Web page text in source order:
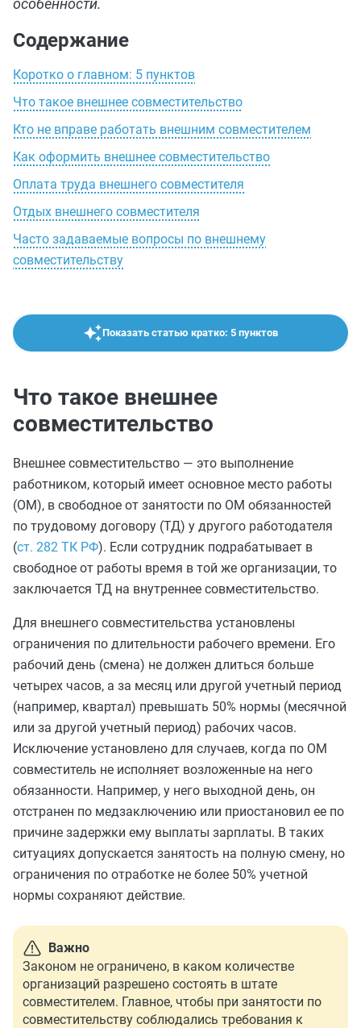
особенности.
Содержание
Коротко о главном: 5 пунктов
Что такое внешнее совместительство
Кто не вправе работать внешним совместителем
Как оформить внешнее совместительство
Оплата труда внешнего совместителя
Отдых внешнего совместителя
Часто задаваемые вопросы по внешнему
совместительству
Показать статью кратко: 5 пунктов
Что такое внешнее
совместительство
Внешнее совместительство — это выполнение
работником, который имеет основное место работы
(ОМ), в свободное от занятости по ОМ обязанностей
по трудовому договору (ТД) у другого работодателя
(ст. 282 ТК РФ). Если сотрудник подрабатывает в
свободное от работы время в той же организации, то
заключается ТД на внутреннее совместительство.
Для внешнего совместительства установлены
ограничения по длительности рабочего времени. Его
рабочий день (смена) не должен длиться больше
четырех часов, а за месяц или другой учетный период
(например, квартал) превышать 50% нормы (месячной
или за другой учетный период) рабочих часов.
Исключение установлено для случаев, когда по ОМ
совместитель не исполняет возложенные на него
обязанности. Например, у него выходной день, он
отстранен по медзаключению или приостановил ее по
причине задержки ему выплаты зарплаты. В таких
ситуациях допускается занятость на полную смену, но
ограничения по отработке не более 50% учетной
нормы сохраняют действие.
Важно
Законом не ограничено, в каком количестве
организаций разрешено состоять в штате
совместителем. Главное, чтобы при занятости по
совместительству соблюдались требования к